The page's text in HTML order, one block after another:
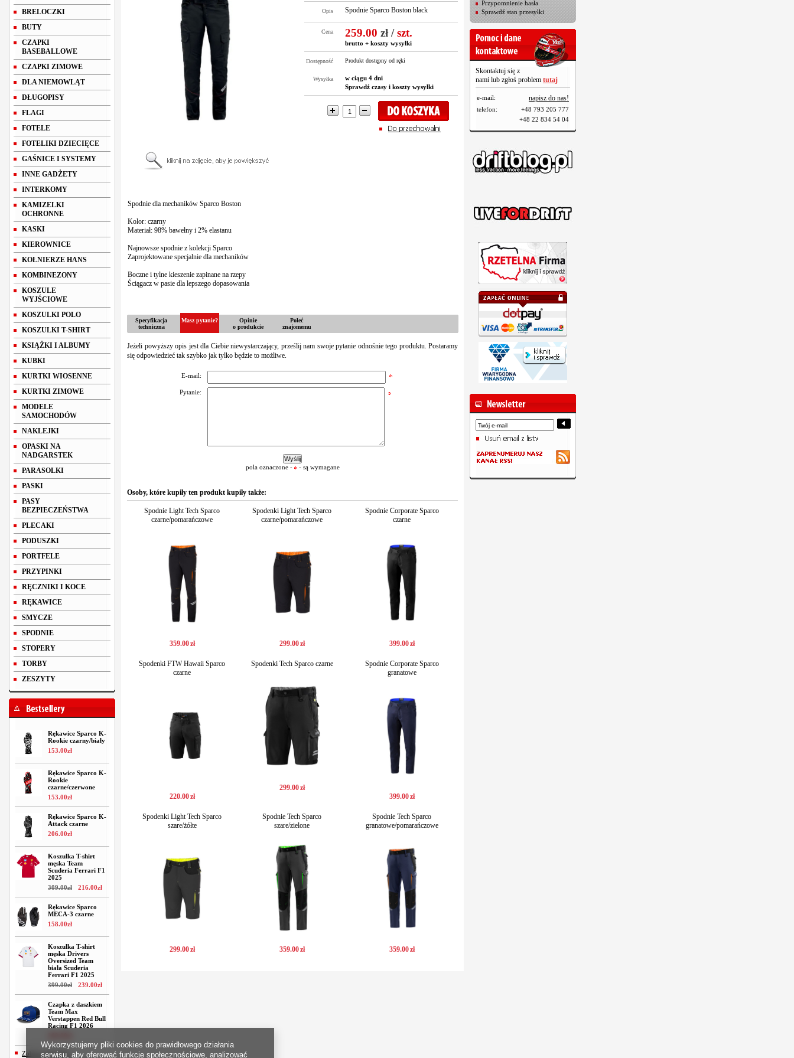
BRELOCZKI
BUTY
CZAPKI
BASEBALLOWE
CZAPKI ZIMOWE
DLA NIEMOWLĄT
DŁUGOPISY
FLAGI
FOTELE
FOTELIKI DZIECIĘCE
GAŚNICE I SYSTEMY
INNE GADŻETY
INTERKOMY
KAMIZELKI
OCHRONNE
KASKI
KIEROWNICE
KOŁNIERZE HANS
KOMBINEZONY
KOSZULE
WYJŚCIOWE
KOSZULKI POLO
KOSZULKI T-SHIRT
KSIĄŻKI I ALBUMY
KUBKI
KURTKI WIOSENNE
KURTKI ZIMOWE
MODELE
SAMOCHODÓW
NAKLEJKI
OPASKI NA
NADGARSTEK
PARASOLKI
PASKI
PASY
BEZPIECZEŃSTWA
PLECAKI
PODUSZKI
PORTFELE
PRZYPINKI
RĘCZNIKI I KOCE
RĘKAWICE
SMYCZE
SPODNIE
STOPERY
TORBY
ZESZYTY
Rękawice Sparco K-
Rookie czarny/biały
153.00zł
Rękawice Sparco K-
Rookie
czarne/czerwone
153.00zł
Rękawice Sparco K-
Attack czarne
206.00zł
Koszulka T-shirt
męska Team
Scuderia Ferrari F1
2025
309.00zł 216.00zł
Rękawice Sparco
MECA-3 czarne
158.00zł
Koszulka T-shirt
męska Drivers
Oversized Team
biała Scuderia
Ferrari F1 2025
399.00zł 239.00zł
Czapka z daszkiem
Team Max
Verstappen Red Bull
Racing F1 2026
Zobacz wszystkie
Opis Spodnie Sparco Boston black
Cena 259.00 zł/szt.
brutto + koszty wysyłki
Dostępność Produkt dostępny od ręki
Wysyłka
w ciągu 4 dni
Sprawdź czasy i koszty wysyłki
Spodnie dla mechaników Sparco Boston
Kolor: czarny
Materiał: 98% bawełny i 2% elastanu
Najnowsze spodnie z kolekcji Sparco
Zaprojektowane specjalnie dla mechaników
Boczne i tylne kieszenie zapinane na rzepy
Ściągacz w pasie dla lepszego dopasowania
Specyfikacja
techniczna
Masz pytanie?
Opinie
o produkcie
Poleć
znajomemu
Jeżeli powyższy opis jest dla Ciebie niewystarczający, prześlij nam swoje pytanie odnośnie tego produktu. Postaramy
się odpowiedzieć tak szybko jak tylko będzie to możliwe.
E-mail:
Pytanie:
pola oznaczone - - są wymagane
Osoby, które kupiły ten produkt kupiły także:
Spodnie Light Tech Sparco
czarne/pomarańczowe
359.00zł
Spodenki Light Tech Sparco
czarne/pomarańczowe
299.00zł
Spodnie Corporate Sparco
czarne
399.00zł
Spodenki FTW Hawaii Sparco
czarne
220.00zł
Spodenki Tech Sparco czarne
299.00zł
Spodnie Corporate Sparco
granatowe
399.00zł
Spodenki Light Tech Sparco
szare/żółte
299.00zł
Spodnie Tech Sparco
szare/zielone
359.00zł
Spodnie Tech Sparco
granatowe/pomarańczowe
359.00zł
Przypomnienie hasła
Sprawdź stan przesyłki
Skontaktuj się z
nami lub zgłoś problem tutaj
e-mail: napisz do nas!
telefon:
+48 793 205 777
+48 22 834 54 04
Wykorzystujemy pliki cookies do prawidłowego działania
serwisu, aby oferować funkcje społecznościowe, analizować